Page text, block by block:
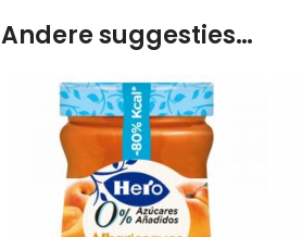
Andere suggesties…